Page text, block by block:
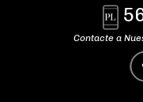
Contacte a